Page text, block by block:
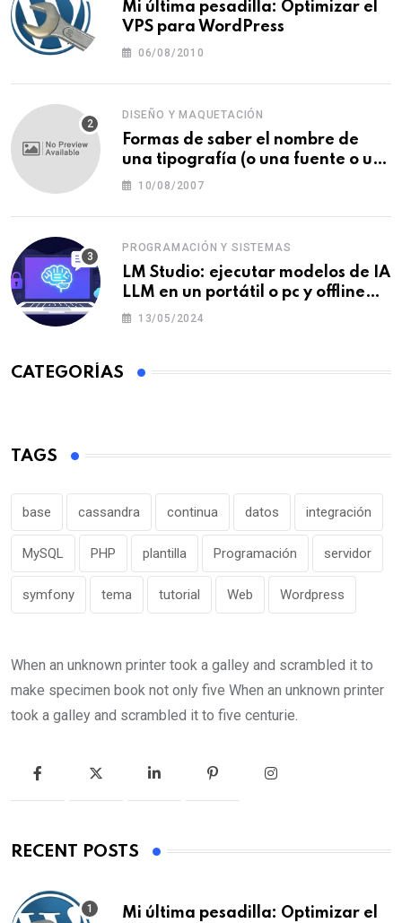
Mi última pesadilla: Optimizar el
VPS para WordPress
06/08/2010
DISEÑO Y MAQUETACIÓN
Formas de saber el nombre de
una tipografía (o una fuente o un
tipo de letra)
10/08/2007
PROGRAMACIÓN Y SISTEMAS
LM Studio: ejecutar modelos de IA
LLM en un portátil o pc y offline
para crear tu chatbot local
13/05/2024
CATEGORÍAS
TAGS
base cassandra continua datos integración
MySQL PHP plantilla Programación servidor
symfony tema tutorial Web Wordpress
When an unknown printer took a galley and scrambled it to
make specimen book not only five When an unknown printer
took a galley and scrambled it to five centurie.
RECENT POSTS
Mi última pesadilla: Optimizar el